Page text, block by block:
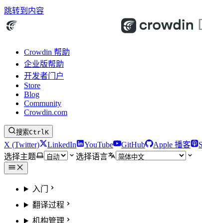
跳转到内容
Crowdin 帮助
企业版帮助
开发者门户
Store
Blog
Community
Crowdin.com
搜索CtrlK
X (Twitter) LinkedIn YouTube GitHub Apple 播客
选择主题
选择语言
入门
翻译过程
机构管理